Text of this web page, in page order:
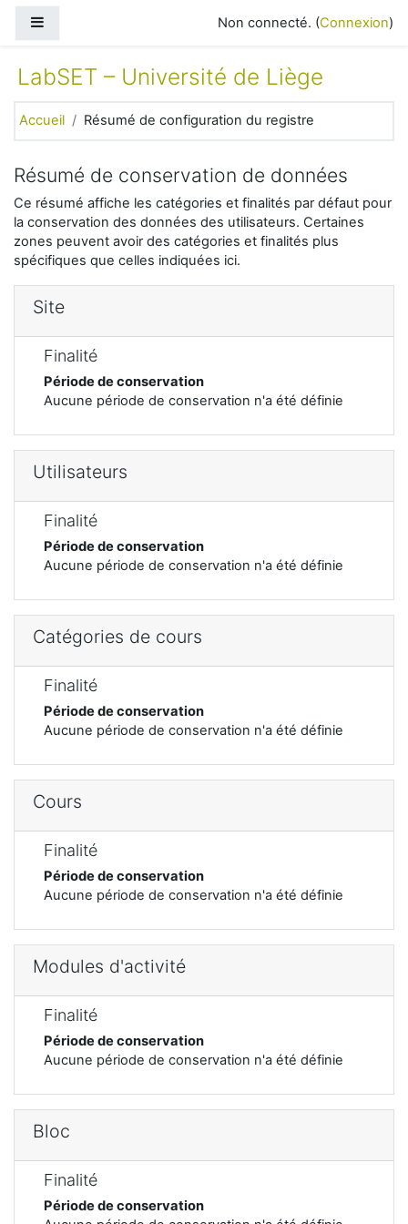
Non connecté. (Connexion)
LabSET – Université de Liège
Accueil Résumé de configuration du registre
Résumé de conservation de données
Ce résumé affiche les catégories et finalités par défaut pour
la conservation des données des utilisateurs. Certaines
zones peuvent avoir des catégories et finalités plus
spécifiques que celles indiquées ici.
Site
Finalité
Période de conservation
Aucune période de conservation n'a été définie
Utilisateurs
Finalité
Période de conservation
Aucune période de conservation n'a été définie
Catégories de cours
Finalité
Période de conservation
Aucune période de conservation n'a été définie
Cours
Finalité
Période de conservation
Aucune période de conservation n'a été définie
Modules d'activité
Finalité
Période de conservation
Aucune période de conservation n'a été définie
Bloc
Finalité
Période de conservation